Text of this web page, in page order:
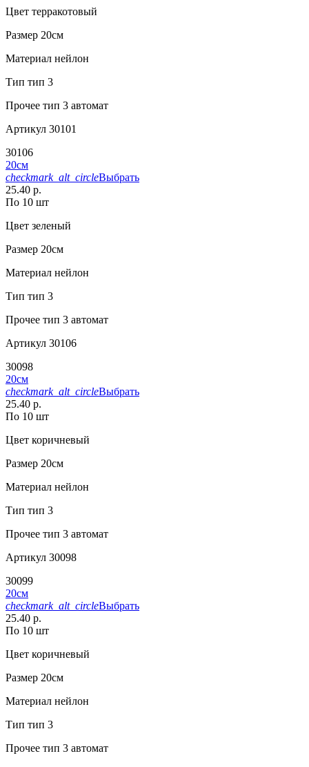
Цвет терракотовый
Размер 20см
Материал нейлон
Тип тип 3
Прочее тип 3 автомат
Артикул 30101
30106
20см
checkmark_alt_circleВыбрать
25.40 р.
По 10 шт
Цвет зеленый
Размер 20см
Материал нейлон
Тип тип 3
Прочее тип 3 автомат
Артикул 30106
30098
20см
checkmark_alt_circleВыбрать
25.40 р.
По 10 шт
Цвет коричневый
Размер 20см
Материал нейлон
Тип тип 3
Прочее тип 3 автомат
Артикул 30098
30099
20см
checkmark_alt_circleВыбрать
25.40 р.
По 10 шт
Цвет коричневый
Размер 20см
Материал нейлон
Тип тип 3
Прочее тип 3 автомат